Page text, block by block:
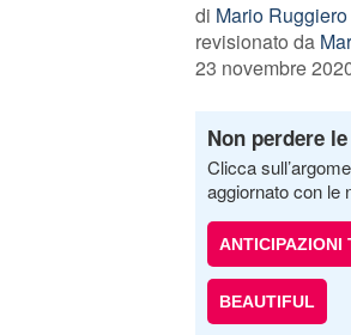
di Mario Ruggiero
revisionato da
23 novembre
Non perdere
Clicca
aggiornato con le
ANTICIPAZIONI
BEAUTIFUL